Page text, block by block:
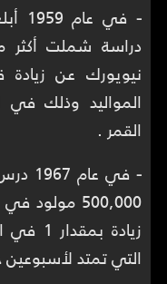
-
في
المواليد وذلك في
القمر .
-
في
500,000
زيادة
التي تمتد لأسبوعين